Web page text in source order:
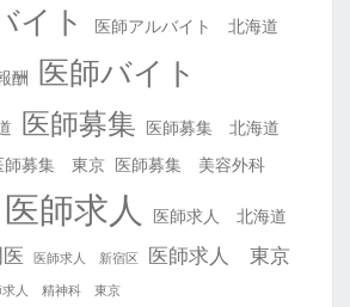
イト 医師アルバイト 北海道
酬 医師バイト
医師募集 医師募集 北海道
師募集 東京 医師募集 美容外科
医師求人 医師求人 北海道
医師求人 新宿区 医師求人 東京
求人 精神科 東京